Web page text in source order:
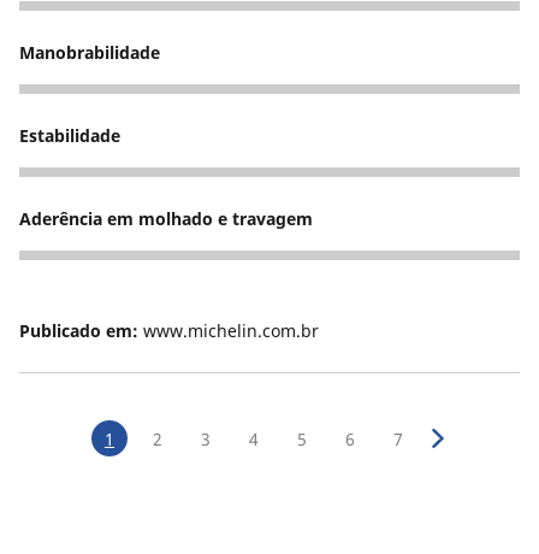
5
Manobrabilidade
5
Estabilidade
5
Aderência em molhado e travagem
5
Publicado em: www.michelin.com.br
1 2 3 4 5 6 7